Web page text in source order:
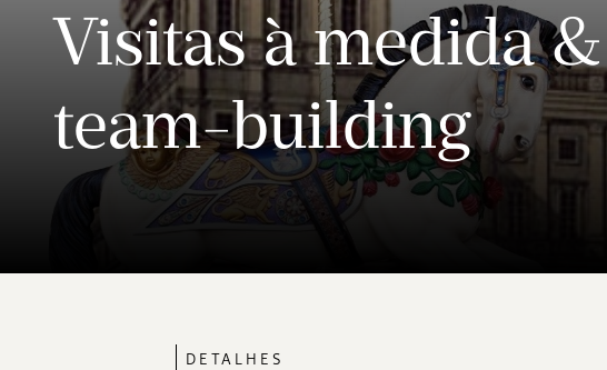
Visitas à medida
team-building
DETALHES